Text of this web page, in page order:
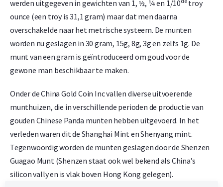
werden uitgegeven in gewichten van 1, ½, ¼ en 1/10
troy
ounce (een troy is 31,1 gram) maar dat men daarna
overschakelde naar het metrische systeem. De munten
worden nu geslagen in 30 gram, 15g, 8g, 3g en zelfs 1g. De
munt van een gram is geïntroduceerd om goud voor de
gewone man beschikbaar te maken.
Onder de China Gold Coin Inc vallen diverse uitvoerende
munthuizen, die in verschillende perioden de productie van
gouden Chinese Panda munten hebben uitgevoerd. In het
verleden waren dit de Shanghai Mint en Shenyang mint.
Tegenwoordig worden de munten geslagen door de Shenzen
Guagao Munt (Shenzen staat ook wel bekend als China’s
silicon vally en is vlak boven Hong Kong gelegen).